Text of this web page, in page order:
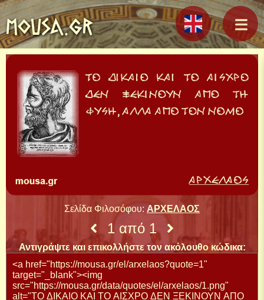
MOUSA.GR
Σελίδα Φιλοσόφου: ΑΡΧΕΛΑΟΣ
1 από 1
Αντιγράψτε και επικολλήστε τον ακόλουθο κώδικα: